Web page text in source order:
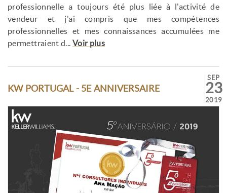
professionnelle a toujours été plus liée à l'activité de
vendeur et j'ai compris que mes compétences
professionnelles et mes connaissances accumulées me
permettraient d... Voir plus
KW PORTUGAL - 5E ANNIVERSAIRE
SEP
23
2019